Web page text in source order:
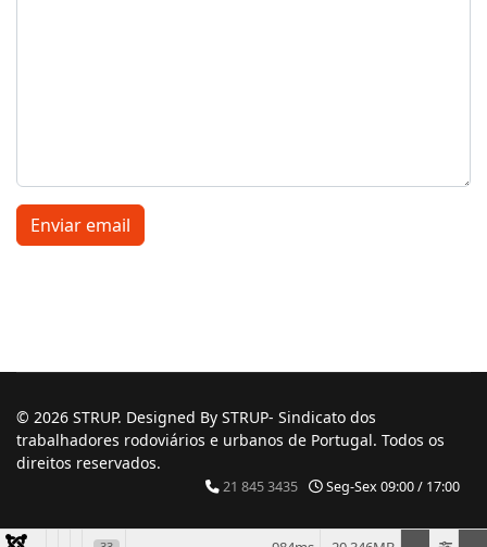
Enviar email
© 2026 STRUP. Designed By STRUP- Sindicato dos
trabalhadores rodoviários e urbanos de Portugal. Todos os
direitos reservados.
21 845 3435 Seg-Sex 09:00 / 17:00